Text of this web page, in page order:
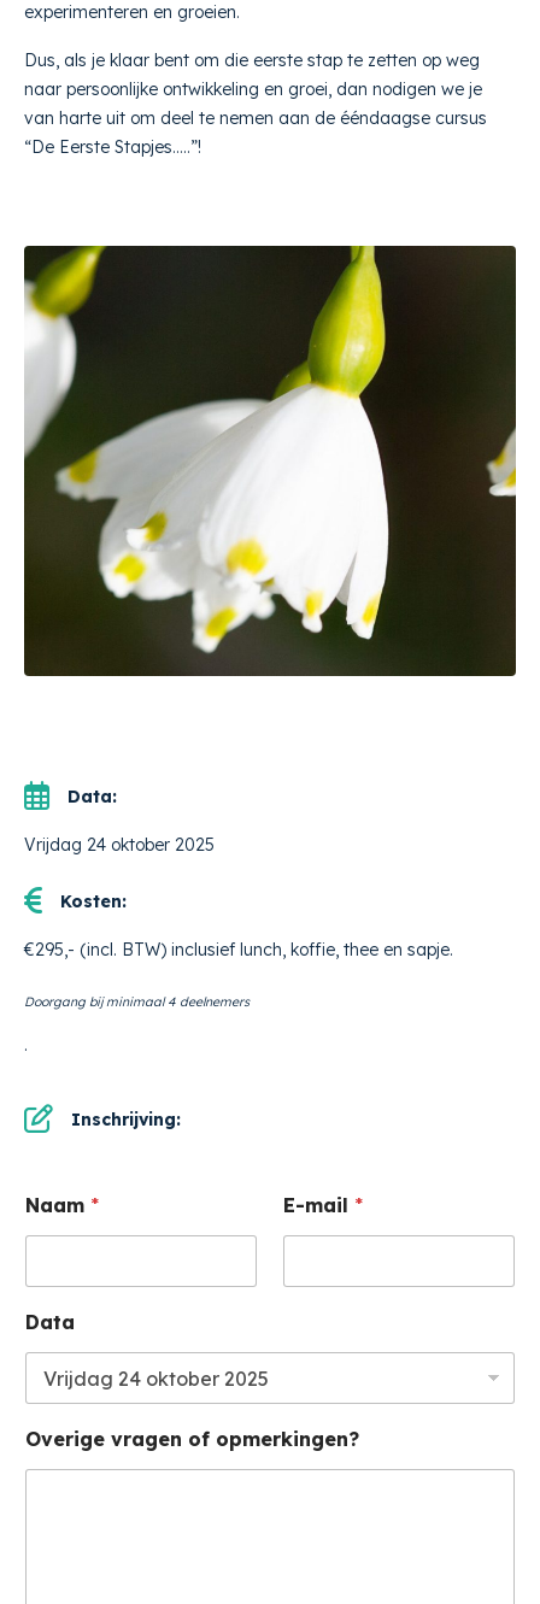
experimenteren en groeien.
Dus, als je klaar bent om die eerste stap te zetten op weg
naar persoonlijke ontwikkeling en groei, dan nodigen we je
van harte uit om deel te nemen aan de ééndaagse cursus
“De Eerste Stapjes…..”!
Data:
Vrijdag 24 oktober 2025
Kosten:
€295,- (incl. BTW) inclusief lunch, koffie, thee en sapje.
Doorgang bij minimaal 4 deelnemers
.
Inschrijving:
Naam * E-mail *
Data
Overige vragen of opmerkingen?